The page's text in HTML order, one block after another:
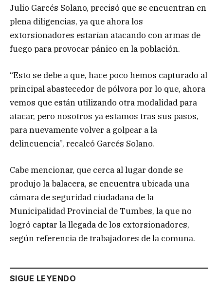
Julio Garcés Solano, precisó que se encuentran en
plena diligencias, ya que ahora los
extorsionadores estarían atacando con armas de
fuego para provocar pánico en la población.
“Esto se debe a que, hace poco hemos capturado al
principal abastecedor de pólvora por lo que, ahora
vemos que están utilizando otra modalidad para
atacar, pero nosotros ya estamos tras sus pasos,
para nuevamente volver a golpear a la
delincuencia”, recalcó Garcés Solano.
Cabe mencionar, que cerca al lugar donde se
produjo la balacera, se encuentra ubicada una
cámara de seguridad ciudadana de la
Municipalidad Provincial de Tumbes, la que no
logró captar la llegada de los extorsionadores,
según referencia de trabajadores de la comuna.
SIGUE LEYENDO